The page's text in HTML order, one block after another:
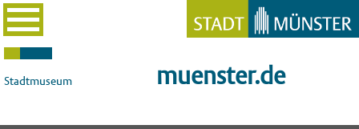
Stadtmuseum muenster.de